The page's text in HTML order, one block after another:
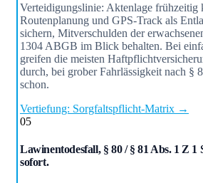
Verteidigungslinie: Aktenlage frühzeitig
Routenplanung und GPS-Track als
sichern, Mitverschulden der
1304 ABGB im Blick behalten. Bei
greifen die meisten
durch, bei grober Fahrlässigkeit nach §
schon.
Vertiefung: Sorgfaltspflicht-Matrix →
05
Lawinentodesfall, § 80 / § 81 Abs. 1 Z 1
sofort.